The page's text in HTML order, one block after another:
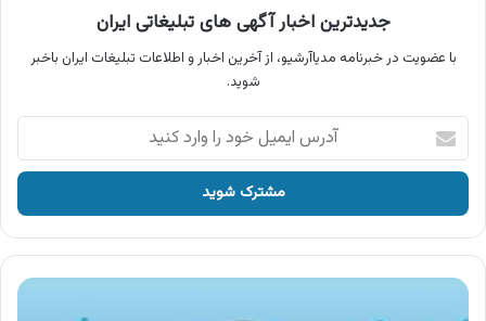
جدیدترین اخبار آگهی های تبلیغاتی ایران
با عضویت در خبرنامه مدیاآرشیو، از آخرین اخبار و اطلاعات تبلیغات ایران باخبر
شوید.
آدرس
ایمیل
خود
وارد
کنید
آگهی